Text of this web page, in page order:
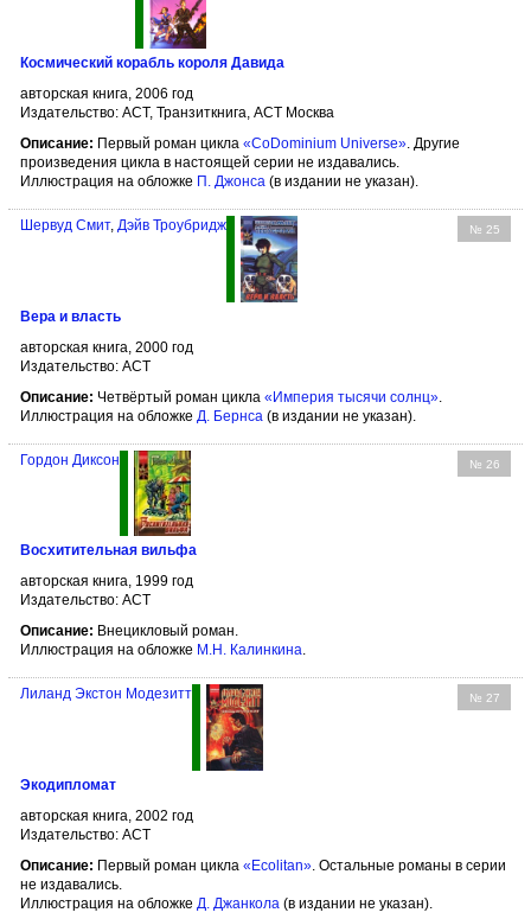
Космический корабль короля Давида
авторская книга, 2006 год
Издательство: АСТ, Транзиткнига, АСТ Москва
Описание: Первый роман цикла «CoDominium Universe». Другие
произведения цикла в настоящей серии не издавались.
Иллюстрация на обложке П. Джонса (в издании не указан).
№ 25
Шервуд Смит, Дэйв Троубридж
Вера и власть
авторская книга, 2000 год
Издательство: АСТ
Описание: Четвёртый роман цикла «Империя тысячи солнц»
Иллюстрация на обложке Д. Бернсa (в издании не указан).
№ 26
Гордон Диксон
Восхитительная вильфа
авторская книга, 1999 год
Издательство: АСТ
Описание: Внецикловый роман.
Иллюстрация на обложке М.Н. Калинкина.
№ 27
Лиланд Экстон Модезитт
Экодипломат
авторская книга, 2002 год
Издательство: АСТ
Описание: Первый роман цикла «Ecolitan». Остальные романы в серии
не издавались.
Иллюстрация на обложке Д. Джанкола (в издании не указан).